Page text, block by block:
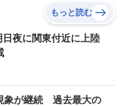
もっと読む
夜に関東付近に上陸
象が継続 過去最大の